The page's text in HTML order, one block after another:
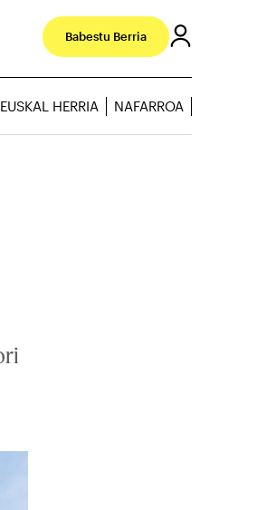
Babestu Berria
HERRIA NAFARROA